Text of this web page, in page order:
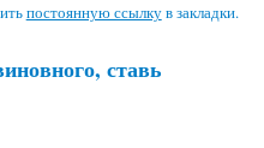
постоянную ссылкув закладки.
ставь